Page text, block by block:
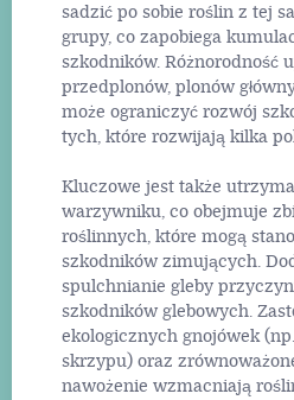
sadzić po sobie roślin z tej
grupy, co zapobiega
szkodników. Różnorodność
przedplonów, plonów
może ograniczyć rozwój
tych, które rozwijają kilka
Kluczowe jest także
warzywniku, co obejmuje
roślinnych, które mogą
szkodników zimujących.
spulchnianie gleby
szkodników glebowych.
ekologicznych gnojówek
skrzypu) oraz
nawożenie wzmacniają